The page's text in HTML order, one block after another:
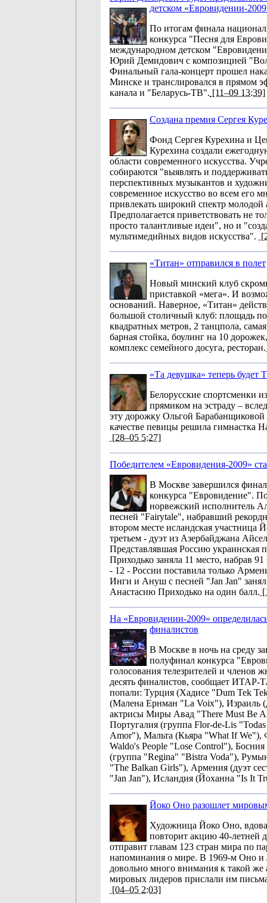
детском «Евровидении-
По итогам финала
конкурса "Песня для
международном детском
Юрий Демидович с композицией
Финальный гала-концерт прошел
Минске и транслировался в прямом
канала и "Беларусь-ТВ". [11–09 13:39]
Создана премия Сергея
Фонд Сергея Курехина и
Курехина создали
области современного искусства.
собираются "выявлять и
перспективных музыкантов и
современное искусство во всем его
привлекать широкий спектр молодой
Предполагается приветствовать не
просто талантливые идеи", но и
мультимедийных видов искусства".
«Титан» отправился в полет
Новый минский клуб
приставкой «мега». И
оснований. Наверное, «Титан»
большой столичный клуб: площадь
квадратных метров, 2 танцпола,
барная стойка, боулинг на 10
комплекс семейного досуга, ресторан.
«Та девушка» теперь будет
Белорусские спортсменки
прямиком на эстраду –
эту дорожку Ольгой Барабанщиковой
качестве певицы решила гимнастка
[28–05 5:27]
Победителем «Евровидения-2009»
В Москве завершился
конкурса "Евровидение".
норвежский исполнитель
песней "Fairytale", набравший
втором месте исландская участница
третьем - дуэт из Азербайджана
Представлявшая Россию украинская
Приходько заняла 11 место, набрав
- 12 - России поставила только
Инги и Ануш с песней "Jan Jan"
Анастасию Приходько на один балл.
На «Евровидении-2009»
финалистов
В Москве в ночь на среду
полуфинал конкурса
голосования телезрителей и членов
десять финалистов, сообщает
попали: Турция (Хадисе "Dum Tek
(Малена Ернман "La Voix"), Израиль
актрисы Миры Авад "There Must Be
Португалия (группа Flor-de-Lis
Amor"), Мальта (Кьяра "What If We"),
Waldo's People "Lose Control"), Босния
(группа "Regina" "Bistra Voda"),
"The Balkan Girls"), Армения (дуэт
"Jan Jan"), Исландия (Йоханна "Is It
Йоко Оно разошлет
Художница Йоко Оно,
повторит акцию 40-летней
отправит главам 123 стран мира по
напоминания о мире. В 1969-м Оно и
довольно много внимания к такой же
мировых лидеров прислали им
[04–05 2:03]